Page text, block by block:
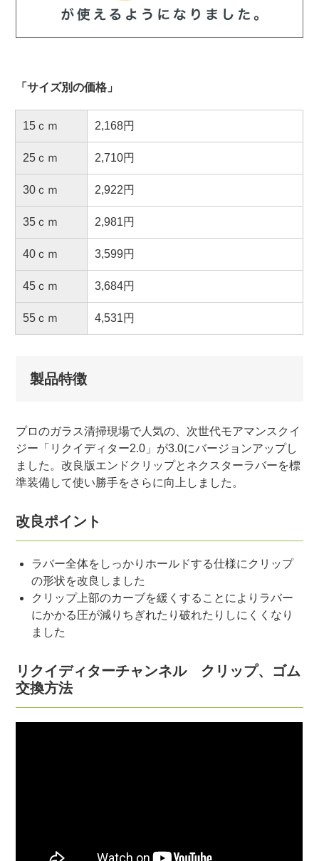
「サイズ別の価格」
15ｃｍ 2,168円
25ｃｍ 2,710円
30ｃｍ 2,922円
35ｃｍ 2,981円
40ｃｍ 3,599円
45ｃｍ 3,684円
55ｃｍ 4,531円
製品特徴
プロのガラス清掃現場で人気の、次世代モアマンスクイ
ジー「リクイディター2.0」が3.0にバージョンアップし
ました。改良版エンドクリップとネクスターラバーを標
準装備して使い勝手をさらに向上しました。
改良ポイント
ラバー全体をしっかりホールドする仕様にクリップ
の形状を改良しました
クリップ上部のカーブを緩くすることによりラバー
にかかる圧が減りちぎれたり破れたりしにくくなり
ました
リクイディターチャンネル クリップ、ゴム
交換方法